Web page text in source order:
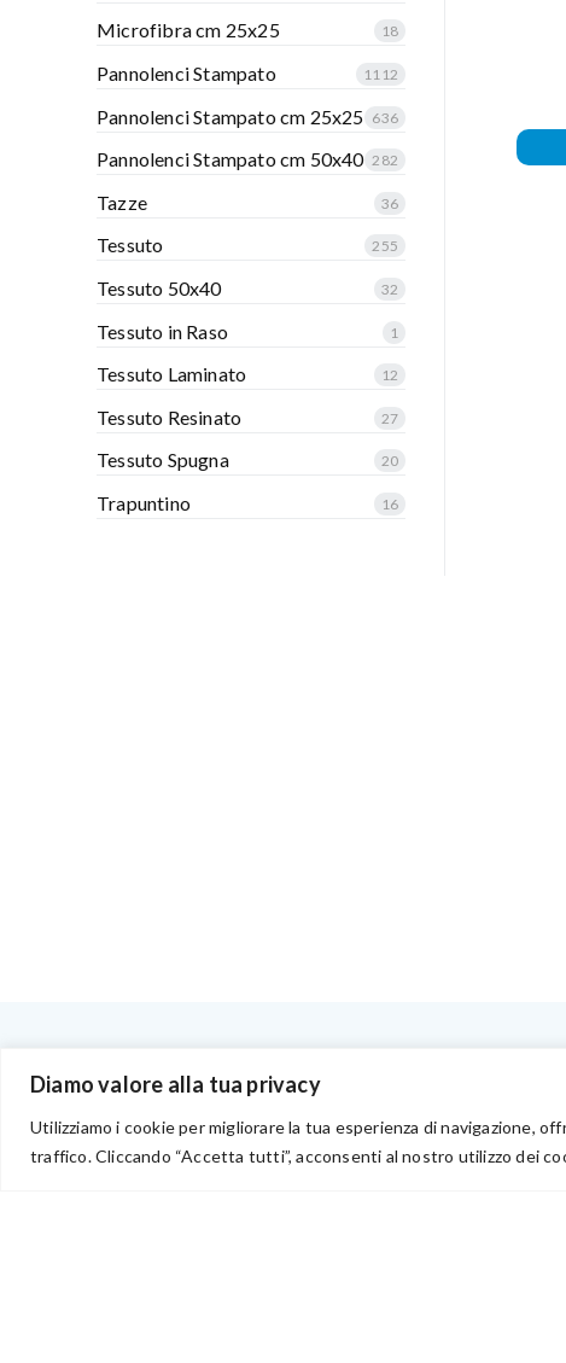
Diamo valore alla tua privacy
Utilizziamo i cookie per migliorare la tua esperienza di navigazione,
traffico. Cliccando “Accetta tutti”, acconsenti al nostro utilizzo dei
Microfibra cm 25x25 18
Pannolenci Stampato 1112
Pannolenci Stampato cm 25x25 636
Pannolenci Stampato cm 50x40 282
Tazze 36
Tessuto 255
Tessuto 50x40 32
Tessuto in Raso 1
Tessuto Laminato 12
Tessuto Resinato 27
Tessuto Spugna 20
Trapuntino 16